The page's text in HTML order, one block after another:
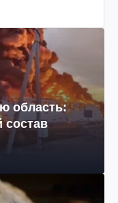
область: